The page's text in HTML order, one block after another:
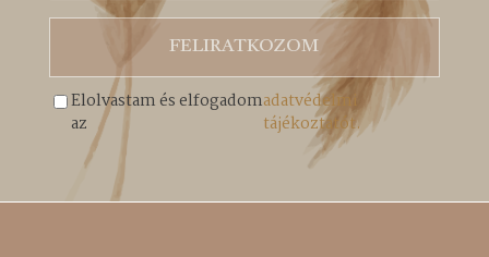
FELIRATKOZOM
Elolvastam és elfogadom
az
adatvédelmi
tájékoztatót.